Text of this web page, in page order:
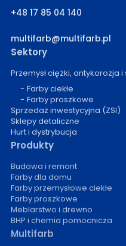
+48 17 85 04 140
multifarb@multifarb.pl
Sektory
Przemysł ciężki, antykorozja i
Farby ciekłe
Farby proszkowe
Sprzedaż inwestycyjna (ZSI)
Sklepy detaliczne
Hurt i dystrybucja
Produkty
Budowa i remont
Farby dla domu
Farby przemysłowe ciekłe
Farby proszkowe
Meblarstwo i drewno
BHP i chemia pomocnicza
Multifarb